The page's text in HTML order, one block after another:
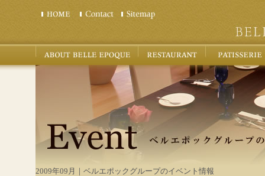
2009年09月｜ベルエポックグループのイベント情報